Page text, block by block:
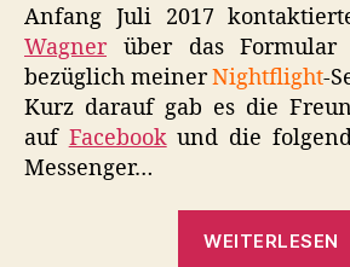
Anfang Juli 2017
Wagnerüber das Formular
bezüglich meinerNightflight-
Kurz darauf gab es die
auf Facebookund die
Messenger…
WEITERLESEN